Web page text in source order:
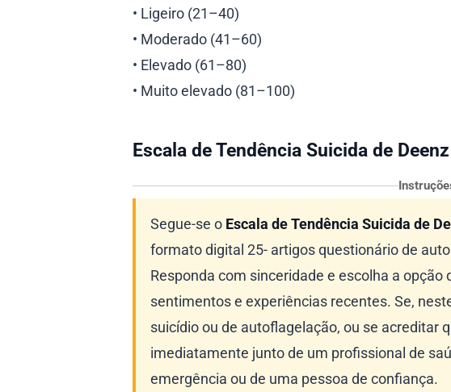
• Ligeiro (21–40)
• Moderado (41–60)
• Elevado (61–80)
• Muito elevado (81–100)
Escala de Tendência Suicida de
Segue-se o Escala de Tendência Suicida de
formato digital 25- artigos questionário de
Responda com sinceridade e escolha a
sentimentos e experiências recentes. Se,
suicídio ou de autoflagelação, ou se acreditar
imediatamente junto de um profissional de
emergência ou de uma pessoa de confiança.